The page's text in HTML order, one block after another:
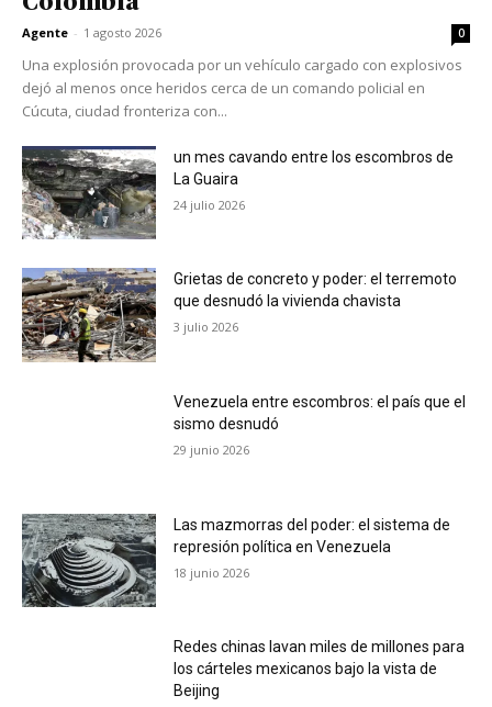
Agente - 1 agosto 2026 0
Una explosión provocada por un vehículo cargado con explosivos
dejó al menos once heridos cerca de un comando policial en
Cúcuta, ciudad fronteriza con...
un mes cavando entre los escombros de
La Guaira
24 julio 2026
Grietas de concreto y poder: el terremoto
que desnudó la vivienda chavista
3 julio 2026
Venezuela entre escombros: el país que el
sismo desnudó
29 junio 2026
Las mazmorras del poder: el sistema de
represión política en Venezuela
18 junio 2026
Redes chinas lavan miles de millones para
los cárteles mexicanos bajo la vista de
Beijing